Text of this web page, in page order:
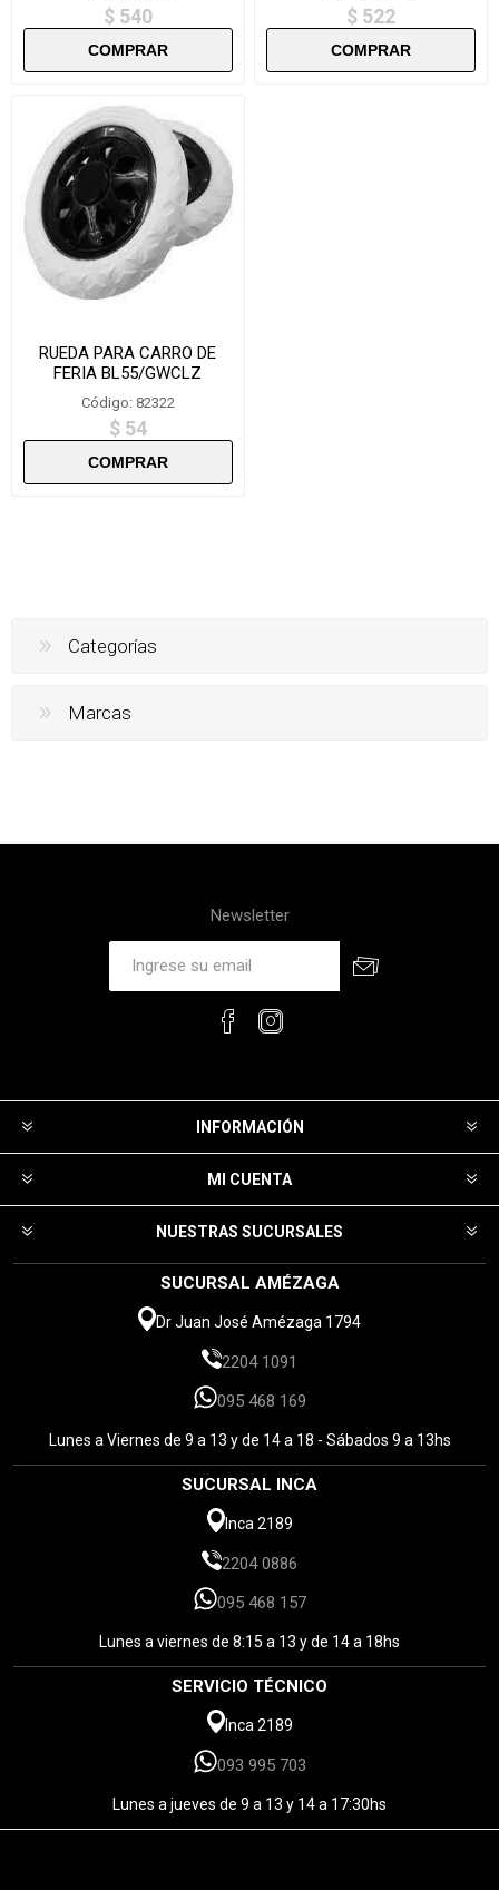
$ 540 $ 522
RUEDA PARA CARRO DE
FERIA BL55/GWCLZ
Código: 82322
$ 54
Categorías
Marcas
Newsletter
INFORMACIÓN
MI CUENTA
NUESTRAS SUCURSALES
SUCURSAL AMÉZAGA
Dr Juan José Amézaga 1794
2204 1091
095 468 169
Lunes a Viernes de 9 a 13 y de 14 a 18 - Sábados 9 a 13hs
SUCURSAL INCA
Inca 2189
2204 0886
095 468 157
Lunes a viernes de 8:15 a 13 y de 14 a 18hs
SERVICIO TÉCNICO
Inca 2189
093 995 703
Lunes a jueves de 9 a 13 y 14 a 17:30hs